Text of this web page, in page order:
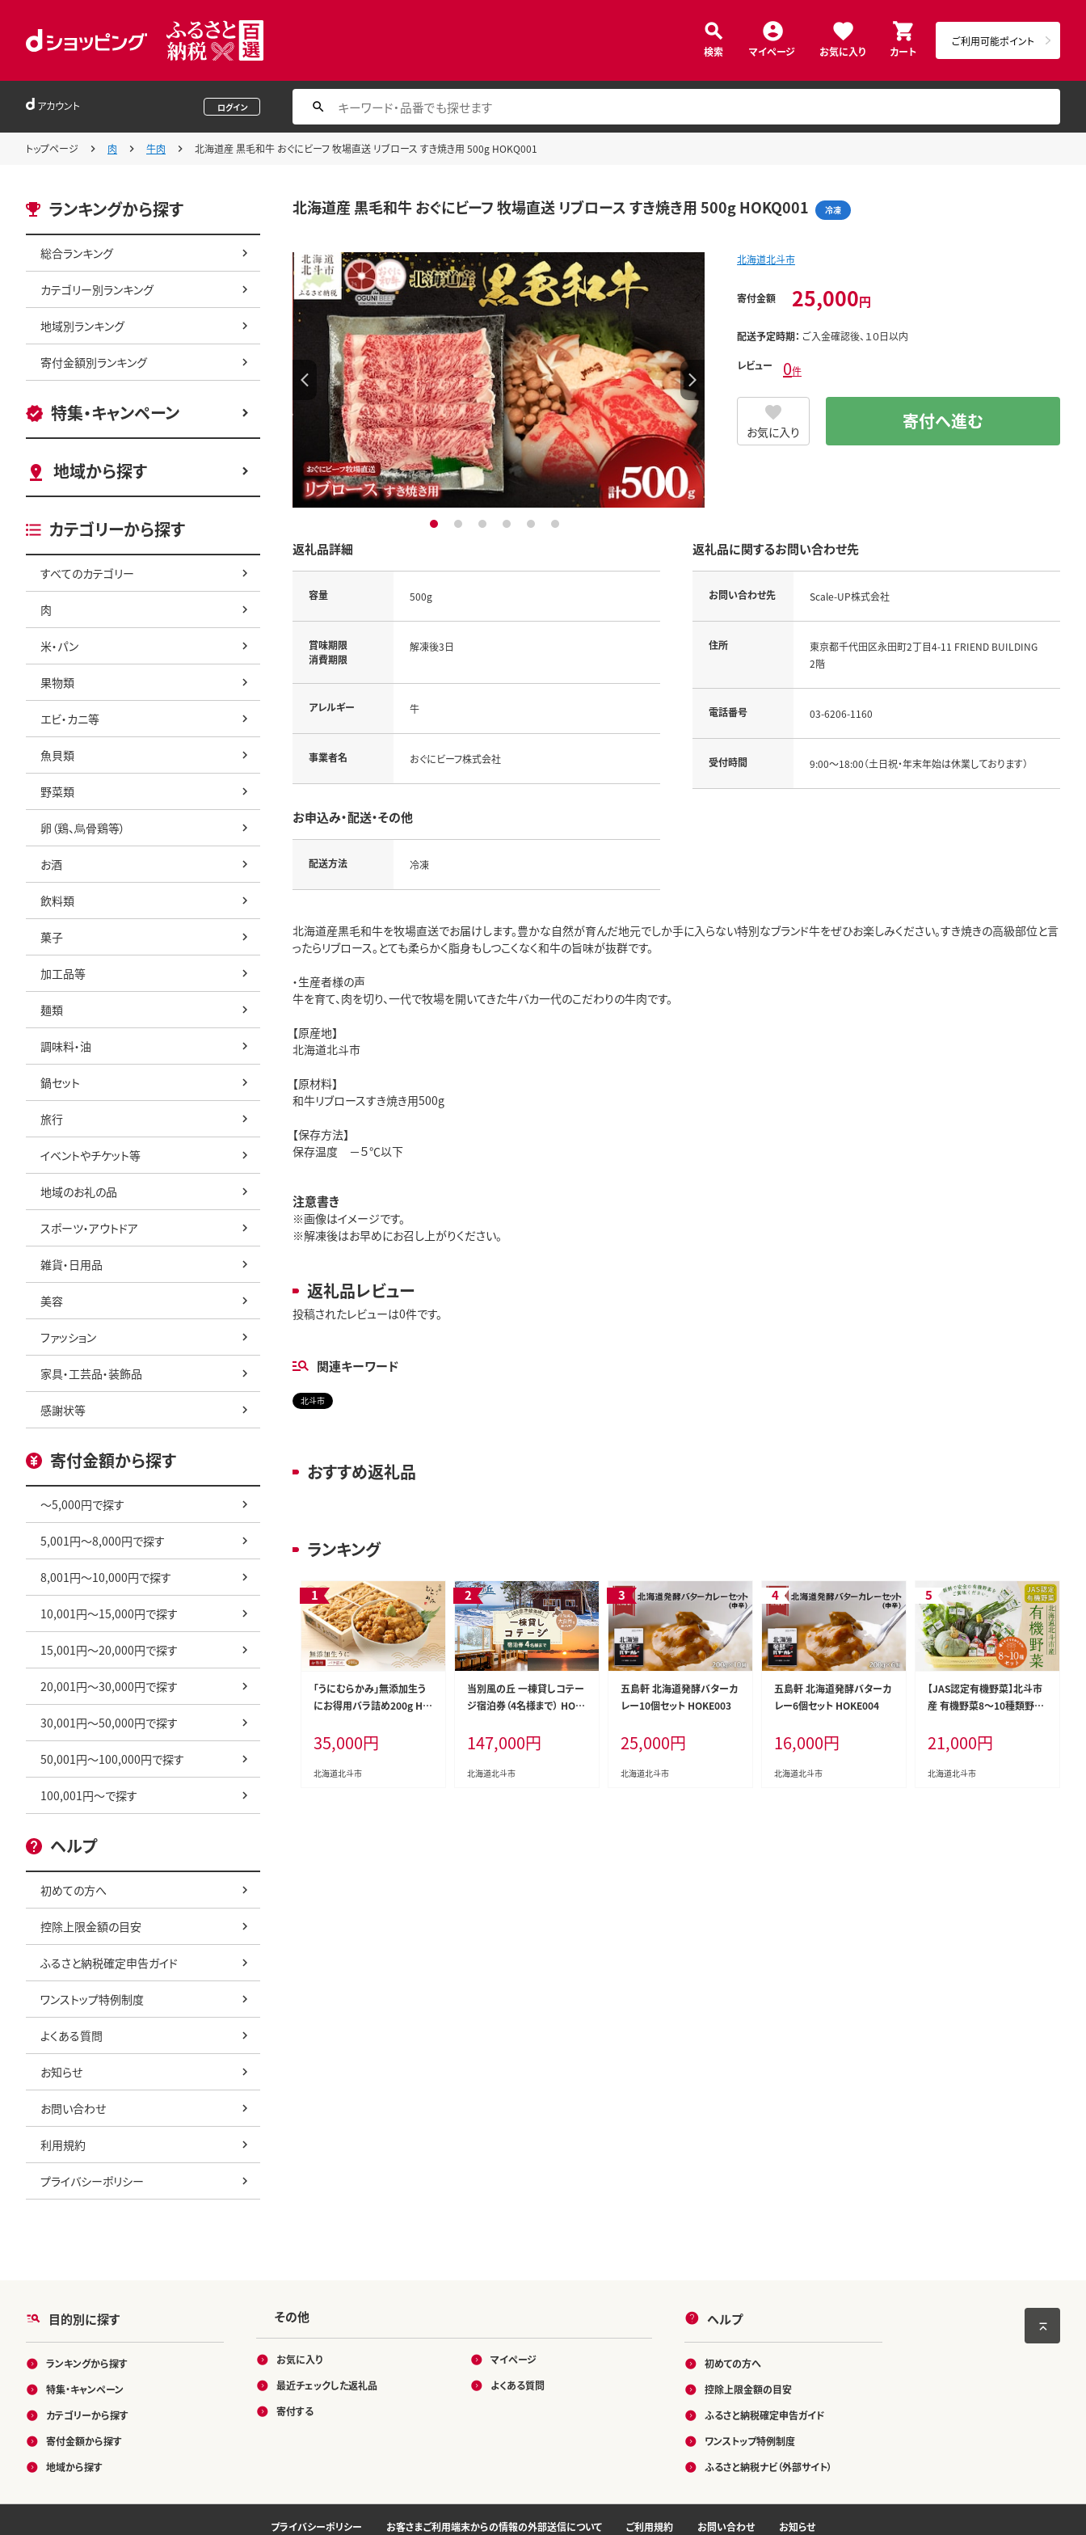
検索 マイページ お気に入り カート
ご利用可能ポイント
アカウント ログイン
トップページ 肉 牛肉 北海道産 黒毛和牛 おぐにビーフ 牧場直送 リブロース すき焼き用 500g HOKQ001
ランキングから探す
総合ランキング
カテゴリー別ランキング
地域別ランキング
寄付金額別ランキング
特集・キャンペーン
地域から探す
カテゴリーから探す
すべてのカテゴリー
肉
米・パン
果物類
エビ・カニ等
魚貝類
野菜類
卵（鶏、烏骨鶏等）
お酒
飲料類
菓子
加工品等
麺類
調味料・油
鍋セット
旅行
イベントやチケット等
地域のお礼の品
スポーツ・アウトドア
雑貨・日用品
美容
ファッション
家具・工芸品・装飾品
感謝状等
寄付金額から探す
～5,000円で探す
5,001円～8,000円で探す
8,001円～10,000円で探す
10,001円～15,000円で探す
15,001円～20,000円で探す
20,001円～30,000円で探す
30,001円～50,000円で探す
50,001円～100,000円で探す
100,001円～で探す
ヘルプ
初めての方へ
控除上限金額の目安
ふるさと納税確定申告ガイド
ワンストップ特例制度
よくある質問
お知らせ
お問い合わせ
利用規約
プライバシーポリシー
北海道産 黒毛和牛 おぐにビーフ 牧場直送 リブロース すき焼き用 500g HOKQ001 冷凍
1 2 3 4 5 6
北海道北斗市
寄付金額 25,000円
配送予定時期： ご入金確認後、１０日以内
レビュー 0件
お気に入り 寄付へ進む
返礼品詳細
容量 500g
賞味期限
消費期限
解凍後3日
アレルギー 牛
事業者名 おぐにビーフ株式会社
お申込み・配送・その他
配送方法 冷凍
返礼品に関するお問い合わせ先
お問い合わせ先 Scale-UP株式会社
住所
東京都千代田区永田町2丁目4-11 FRIEND BUILDING
2階
電話番号 03-6206-1160
受付時間 9:00～18:00（土日祝・年末年始は休業しております）
北海道産黒毛和牛を牧場直送でお届けします。豊かな自然が育んだ地元でしか手に入らない特別なブランド牛をぜひお楽しみください。すき焼きの高級部位と言
ったらリブロース。とても柔らかく脂身もしつこくなく和牛の旨味が抜群です。
・生産者様の声
牛を育て、肉を切り、一代で牧場を開いてきた牛バカ一代のこだわりの牛肉です。
【原産地】
北海道北斗市
【原材料】
和牛リブロースすき焼き用500g
【保存方法】
保存温度 －５℃以下
注意書き
※画像はイメージです。
※解凍後はお早めにお召し上がりください。
返礼品レビュー
投稿されたレビューは0件です。
関連キーワード
北斗市
おすすめ返礼品
ランキング
「うにむらかみ」無添加生う
にお得用バラ詰め200g HO
35,000円
北海道北斗市
当別風の丘 一棟貸しコテー
ジ宿泊券（4名様まで） HOK
147,000円
北海道北斗市
五島軒 北海道発酵バターカ
レー10個セット HOKE003
25,000円
北海道北斗市
五島軒 北海道発酵バターカ
レー6個セット HOKE004
16,000円
北海道北斗市
【JAS認定有機野菜】北斗市
産 有機野菜8～10種類野菜
変わります) HOKB019
21,000円
北海道北斗市
目的別に探す
ランキングから探す
特集・キャンペーン
カテゴリーから探す
寄付金額から探す
地域から探す
その他
お気に入り
最近チェックした返礼品
寄付する
マイページ
よくある質問
ヘルプ
初めての方へ
控除上限金額の目安
ふるさと納税確定申告ガイド
ワンストップ特例制度
ふるさと納税ナビ（外部サイト）
プライバシーポリシー お客さまご利用端末からの情報の外部送信について ご利用規約 お問い合わせ お知らせ